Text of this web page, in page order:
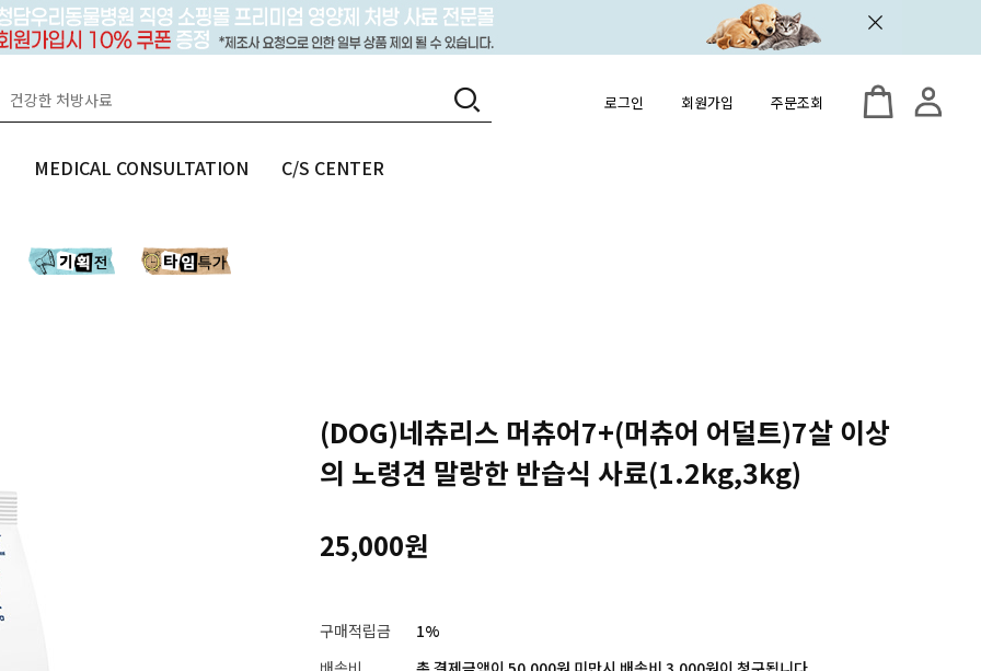
로그인 회원가입 주문조회
MEDICAL CONSULTATION C/S CENTER
(DOG)네츄리스 머츄어7+(머츄어 어덜트)7살 이상
의 노령견 말랑한 반습식 사료(1.2kg,3kg)
25,000원
구매적립금
1%